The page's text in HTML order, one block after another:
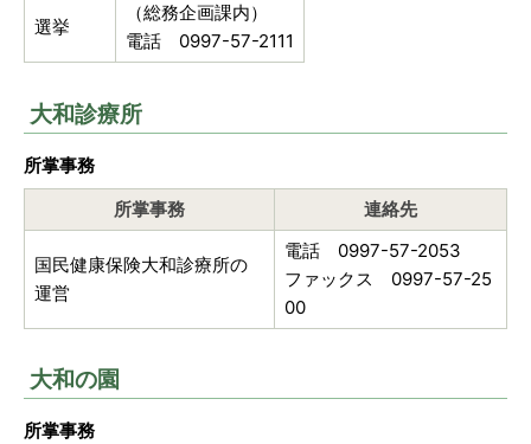
選挙
（総務企画課内）
電話 0997-57-2111
大和診療所
所掌事務
所掌事務
連絡先
国民健康保険大和診療所の
運営
電話 0997-57-2053
ファックス 0997-57-25
00
大和の園
所掌事務